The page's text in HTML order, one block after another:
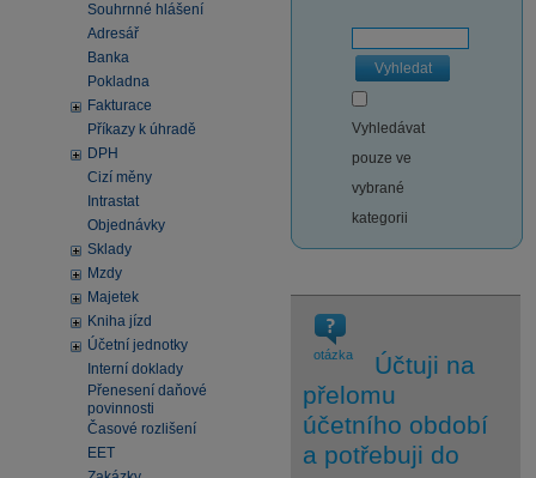
Souhrnné hlášení
Adresář
Banka
Pokladna
Fakturace
Příkazy k úhradě
DPH
Cizí měny
Intrastat
Objednávky
Sklady
Mzdy
Majetek
Kniha jízd
Účetní jednotky
Interní doklady
Přenesení daňové
povinnosti
Časové rozlišení
EET
Vyhledat
Vyhledávat
pouze ve
vybrané
kategorii
otázka
Účtuji na
přelomu
účetního období
a potřebuji do